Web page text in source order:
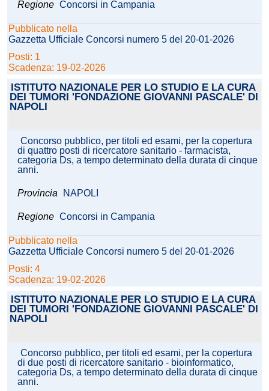
Regione Concorsi in Campania
Pubblicato nella
Gazzetta Ufficiale Concorsi numero 5 del 20-01-2026
Posti: 1
Scadenza: 19-02-2026
ISTITUTO NAZIONALE PER LO STUDIO E LA CURA
DEI TUMORI 'FONDAZIONE GIOVANNI PASCALE' DI
NAPOLI
Concorso pubblico, per titoli ed esami, per la copertura
di quattro posti di ricercatore sanitario - farmacista,
categoria Ds, a tempo determinato della durata di cinque
anni.
Provincia NAPOLI
Regione Concorsi in Campania
Pubblicato nella
Gazzetta Ufficiale Concorsi numero 5 del 20-01-2026
Posti: 4
Scadenza: 19-02-2026
ISTITUTO NAZIONALE PER LO STUDIO E LA CURA
DEI TUMORI 'FONDAZIONE GIOVANNI PASCALE' DI
NAPOLI
Concorso pubblico, per titoli ed esami, per la copertura
di due posti di ricercatore sanitario - bioinformatico,
categoria Ds, a tempo determinato della durata di cinque
anni.